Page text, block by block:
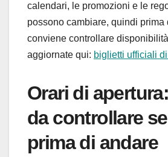
calendari, le promozioni e le
possono cambiare, quindi prima
conviene controllare
aggiornate qui: biglietti ufficiali
Orari di
da controllare
prima di andare